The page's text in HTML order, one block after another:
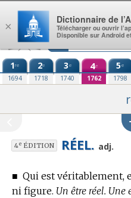
Aller au contenu
1re
1694
2e
1718
3e
1740
4e
1762
5e
1798
4eÉDITION RÉEL. adj.
■ Qui est véritablement,
ni figure. Un être réel. Une
×
Dictionnaire de
Télécharger ou ouvrir
Disponible sur Android